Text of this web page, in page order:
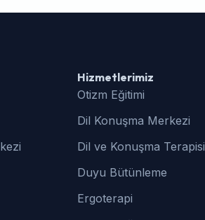
Hizmetlerimiz
Otizm Eğitimi
Dil Konuşma Merkezi
Dil ve Konuşma Terapisi
Duyu Bütünleme
Ergoterapi